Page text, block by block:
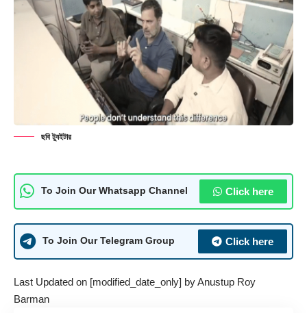
ছবি ট্যুইটার
To Join Our Whatsapp Channel Click here
To Join Our Telegram Group Click here
Last Updated on [modified_date_only] byAnustup Roy
Barman